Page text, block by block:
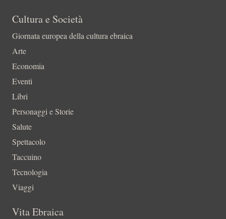
Cultura e Società
Giornata europea della cultura ebraica
Arte
Economia
Eventi
Libri
Personaggi e Storie
Salute
Spettacolo
Taccuino
Tecnologia
Viaggi
Vita Ebraica